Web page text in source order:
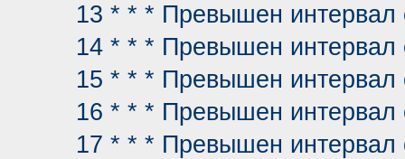
13 * * * Превышен интервал
14 * * * Превышен интервал
15 * * * Превышен интервал
16 * * * Превышен интервал
17 * * * Превышен интервал